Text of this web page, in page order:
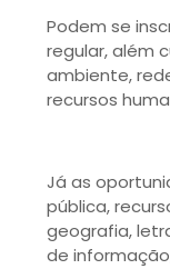
Podem se
regular, além
ambiente,
recursos
Já as
pública,
geografia,
de